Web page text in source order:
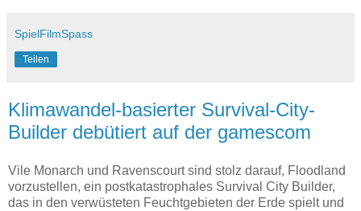
SpielFilmSpass
Teilen
Klimawandel-basierter Survival-City-
Builder debütiert auf der gamescom
Vile Monarch und Ravenscourt sind stolz darauf, Floodland
vorzustellen, ein postkatastrophales Survival City Builder,
das in den verwüsteten Feuchtgebieten der Erde spielt und